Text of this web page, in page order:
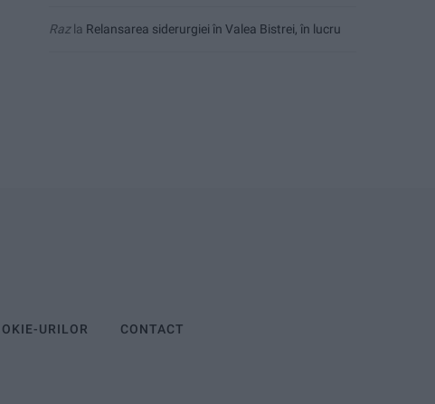
Razla Relansarea siderurgiei în Valea Bistrei, în lucru
URILOR CONTACT